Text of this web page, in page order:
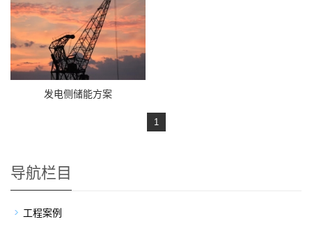
发电侧储能方案
1
导航栏目
工程案例